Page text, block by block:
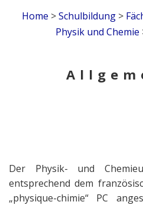
Home >Schulbildung>
Physik und Chemie
Der Physik- und
entsprechend dem
„physique-chimie“ PC